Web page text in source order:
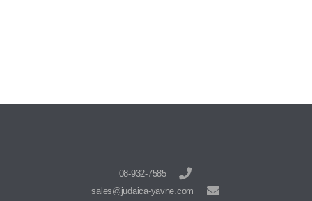
08-932-7585
sales@judaica-yavne.com